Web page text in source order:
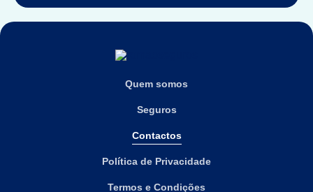
Quem somos
Seguros
Contactos
Política de Privacidade
Termos e Condições